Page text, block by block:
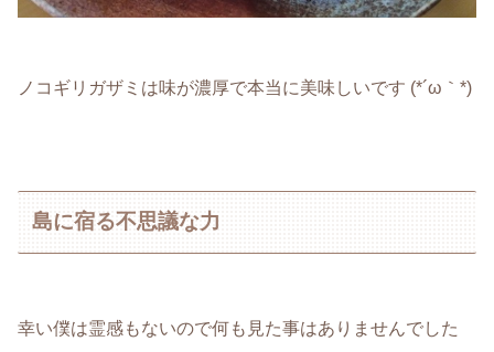
ノコギリガザミは味が濃厚で本当に美味しいです (*´ω｀*)
島に宿る不思議な力
幸い僕は霊感もないので何も見た事はありませんでした